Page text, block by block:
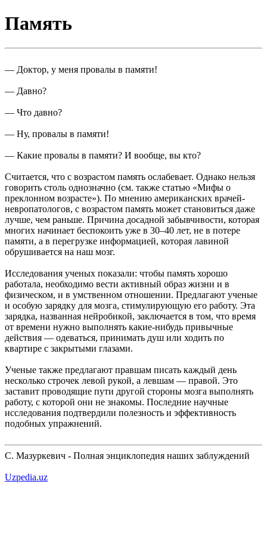
Память
— Доктор, у меня провалы в памяти!
— Давно?
— Что давно?
— Ну, провалы в памяти!
— Какие провалы в памяти? И вообще, вы кто?
Считается, что с возрастом память ослабевает. Однако нельзя
говорить столь однозначно (см. также статью «Мифы о
преклонном возрасте»). По мнению американских врачей-
невропатологов, с возрастом память может становиться даже
лучше, чем раньше. Причина досадной забывчивости, которая
многих начинает беспокоить уже в 30–40 лет, не в потере
памяти, а в перегрузке информацией, которая лавиной
обрушивается на наш мозг.
Исследования ученых показали: чтобы память хорошо
работала, необходимо вести активный образ жизни и в
физическом, и в умственном отношении. Предлагают ученые
и особую зарядку для мозга, стимулирующую его работу. Эта
зарядка, названная нейробикой, заключается в том, что время
от времени нужно выполнять какие-нибудь привычные
действия — одеваться, принимать душ или ходить по
квартире с закрытыми глазами.
Ученые также предлагают правшам писать каждый день
несколько строчек левой рукой, а левшам — правой. Это
заставит проводящие пути другой стороны мозга выполнять
работу, с которой они не знакомы. Последние научные
исследования подтвердили полезность и эффективность
подобных упражнений.
С. Мазуркевич - Полная энциклопедия наших заблуждений
Uzpedia.uz